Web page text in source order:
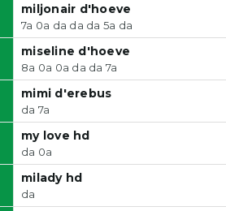
miljonair d'hoeve
7a 0a da da da 5a da
miseline d'hoeve
8a 0a 0a da da 7a
mimi d'erebus
da 7a
my love hd
da 0a
milady hd
da